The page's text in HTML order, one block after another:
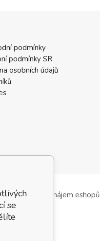
podmínky
podmínky SR
osobních údajů
Tvorba a pronájem eshopů
se